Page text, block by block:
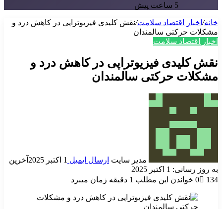
5 ساعت پیش
خانه/ اخبار اقتصاد سلامت/نقش کلیدی فیزیوتراپی در کاهش درد و
مشکلات حرکتی سالمندان
اخبار اقتصاد سلامت
نقش کلیدی فیزیوتراپی در کاهش درد و
مشکلات حرکتی سالمندان
مدیر سایت ارسال ایمیل 1 اکتبر 2025
آخرین
به روز رسانی: 1 اکتبر 2025
0
134 خواندن این مطلب 1 دقیقه زمان میبرد